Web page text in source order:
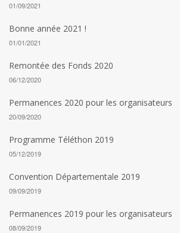
01/09/2021
Bonne année 2021 !
01/01/2021
Remontée des Fonds 2020
06/12/2020
Permanences 2020 pour les organisateurs
20/09/2020
Programme Téléthon 2019
05/12/2019
Convention Départementale 2019
09/09/2019
Permanences 2019 pour les organisateurs
08/09/2019